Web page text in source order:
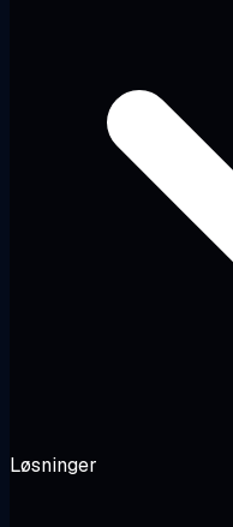
Løsninger